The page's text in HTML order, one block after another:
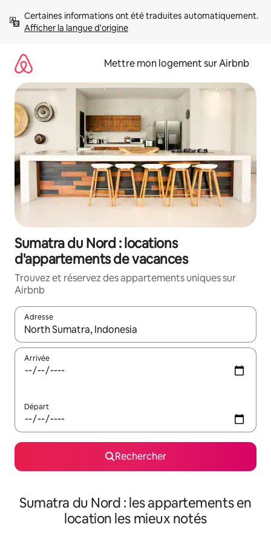
directement
Afficher la langue d'origine
Mettre mon logement sur Airbnb
Sumatra du Nord : locations
d'appartements de vacances
Trouvez et réservez des appartements uniques sur
Airbnb
Adresse
Lorsque les résultats s'affichent, utilisez les flèches vers le
Arrivée
Départ
Rechercher
Sumatra du Nord : les appartements en
location les mieux notés